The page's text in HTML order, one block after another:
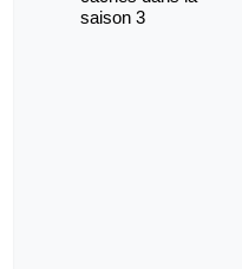
saison 3